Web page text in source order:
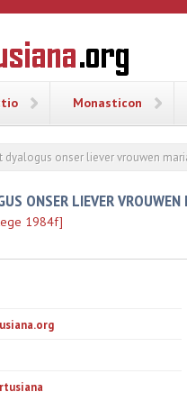
Monasticon
hier
dyalogus onser liever vrouwen
ONSER LIEVER
1984f]